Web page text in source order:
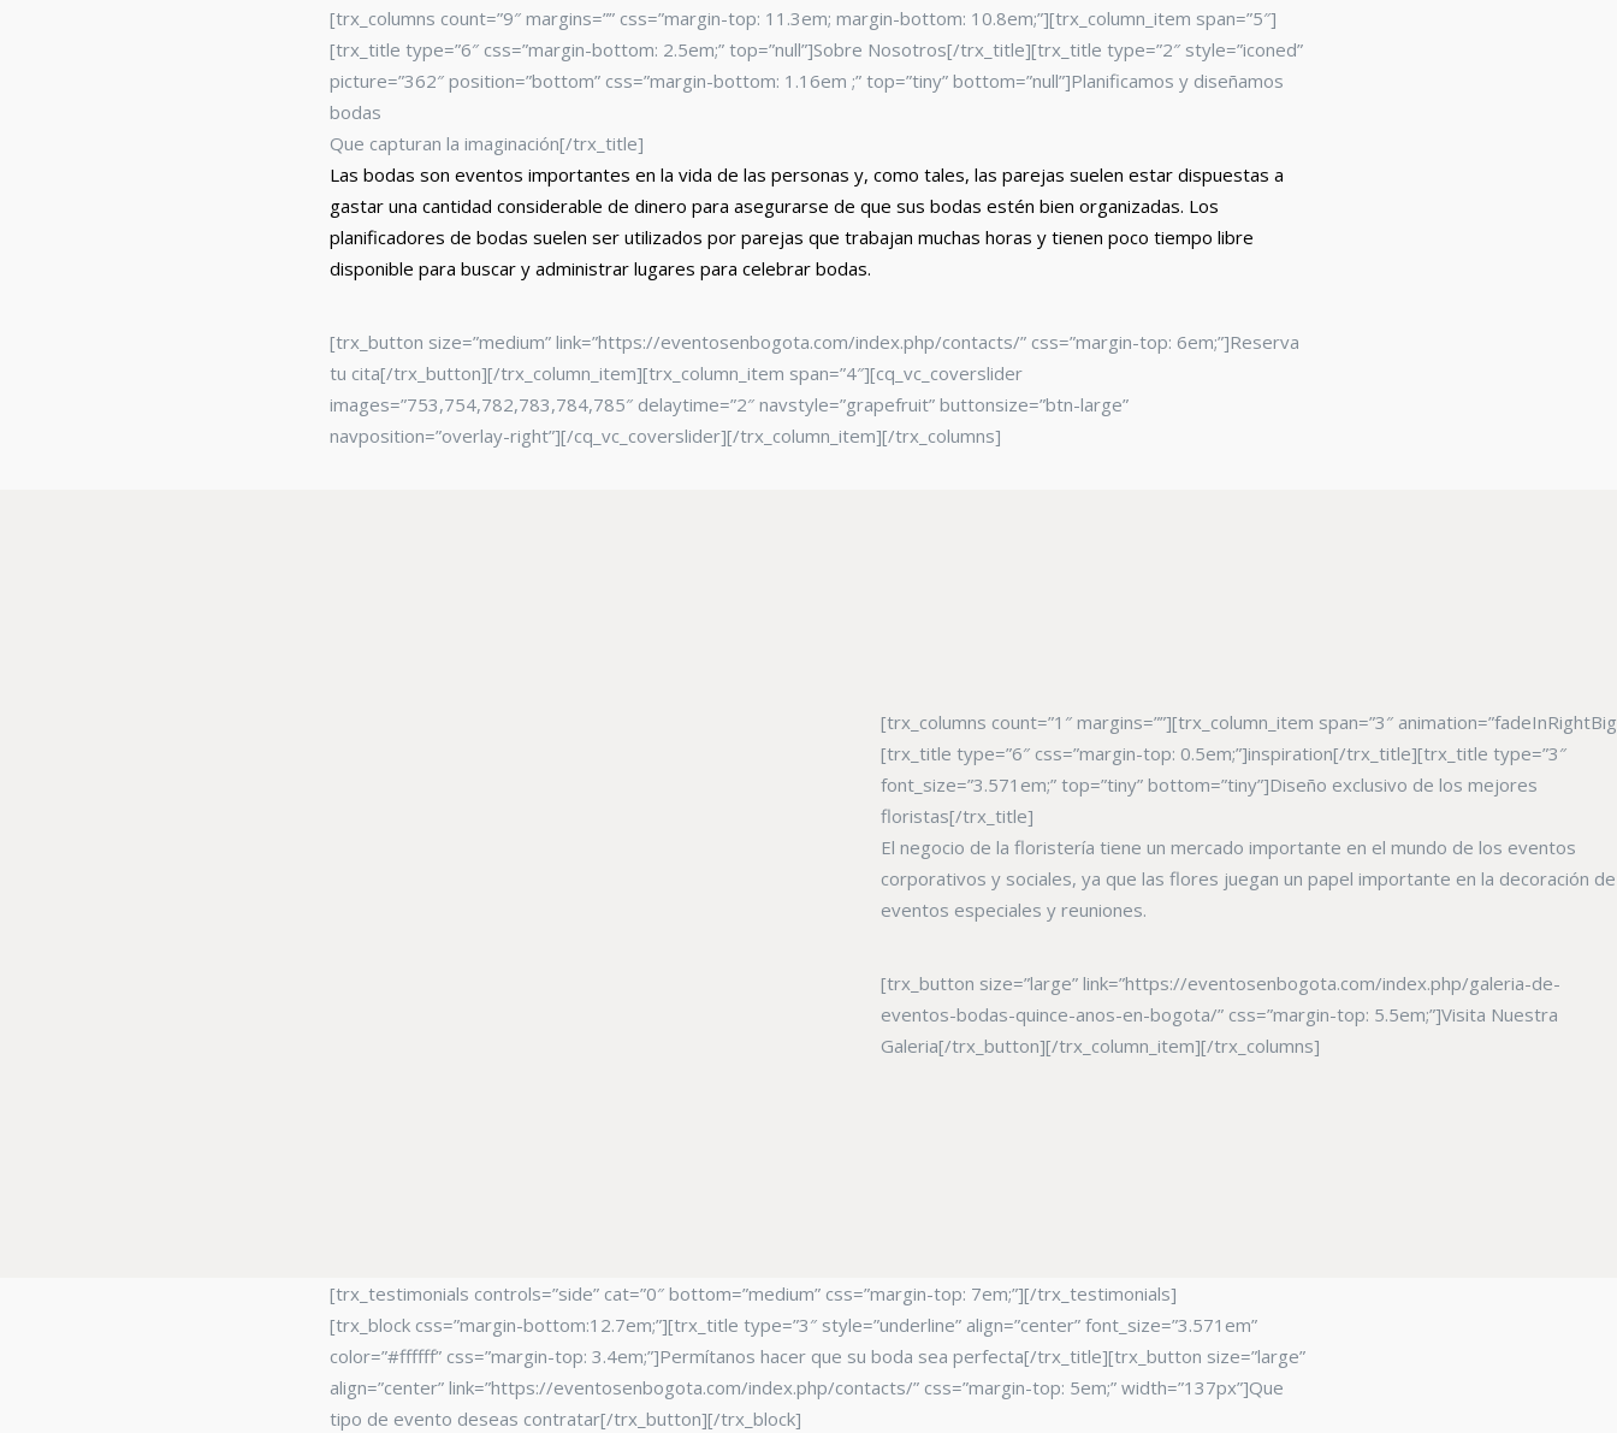
[trx_columns count=”9″ margins=”” css=”margin-top: 11.3em; margin-bottom: 10.8em;”][trx_column_item span=”5″]
[trx_title type=”6″ css=”margin-bottom: 2.5em;” top=”null”]Sobre Nosotros[/trx_title][trx_title type=”2″ style=”iconed”
picture=”362″ position=”bottom” css=”margin-bottom: 1.16em ;” top=”tiny” bottom=”null”]Planificamos y diseñamos
bodas
Que capturan la imaginación[/trx_title]
Las bodas son eventos importantes en la vida de las personas y, como tales, las parejas suelen estar dispuestas a
gastar una cantidad considerable de dinero para asegurarse de que sus bodas estén bien organizadas. Los
planificadores de bodas suelen ser utilizados por parejas que trabajan muchas horas y tienen poco tiempo libre
disponible para buscar y administrar lugares para celebrar bodas.
[trx_button size=”medium” link=”https://eventosenbogota.com/index.php/contacts/” css=”margin-top: 6em;”]Reserva
tu cita[/trx_button][/trx_column_item][trx_column_item span=”4″][cq_vc_coverslider
images=”753,754,782,783,784,785″ delaytime=”2″ navstyle=”grapefruit” buttonsize=”btn-large”
navposition=”overlay-right”][/cq_vc_coverslider][/trx_column_item][/trx_columns]
[trx_columns count=”1″ margins=””][trx_column_item span=”3″
[trx_title type=”6″ css=”margin-top: 0.5em;”]inspiration[/trx_title][trx_title type=”3″
font_size=”3.571em;” top=”tiny” bottom=”tiny”]Diseño exclusivo de los mejores
floristas[/trx_title]
El negocio de la floristería tiene un mercado importante en el mundo de los eventos
corporativos y sociales, ya que las flores juegan un papel importante en la decoración de
eventos especiales y reuniones.
[trx_button size=”large” link=”https://eventosenbogota.com/index.php/galeria-de-
eventos-bodas-quince-anos-en-bogota/” css=”margin-top: 5.5em;”]Visita Nuestra
Galeria[/trx_button][/trx_column_item][/trx_columns]
[trx_testimonials controls=”side” cat=”0″ bottom=”medium” css=”margin-top: 7em;”][/trx_testimonials]
[trx_block css=”margin-bottom:12.7em;”][trx_title type=”3″ style=”underline” align=”center” font_size=”3.571em”
color=”#ffffff” css=”margin-top: 3.4em;”]Permítanos hacer que su boda sea perfecta[/trx_title][trx_button size=”large”
align=”center” link=”https://eventosenbogota.com/index.php/contacts/” css=”margin-top: 5em;” width=”137px”]Que
tipo de evento deseas contratar[/trx_button][/trx_block]